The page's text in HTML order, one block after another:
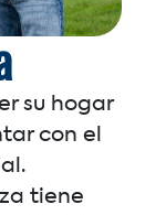
su hogar
con el
tiene